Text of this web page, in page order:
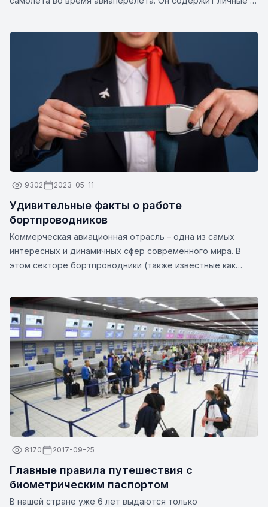
необходимости. Размеры и вес ручной клади могут
различаться в зависимости от авиакомпании.
9302 2023-05-11
Удивительные факты о работе
бортпроводников
Коммерческая авиационная отрасль – одна из самых
интересных и динамичных сфер современного мира. В
этом секторе бортпроводники (также известные как
пассажиров. Эти непревзойденные профессионалы — это
нечто большее, чем просто их кажущиеся улыбки и
стильная униформа. Вот несколько интересных фактов о
бортпроводниках:
8170 2017-09-25
Главные правила путешествия с
биометрическим паспортом
В нашей стране уже 6 лет выдаются только